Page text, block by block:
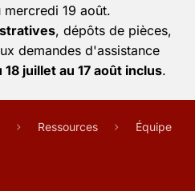
19 août.
, dépôts de pièces,
demandes d'assistance
juillet au 17 août inclus.
Ressources Équipe